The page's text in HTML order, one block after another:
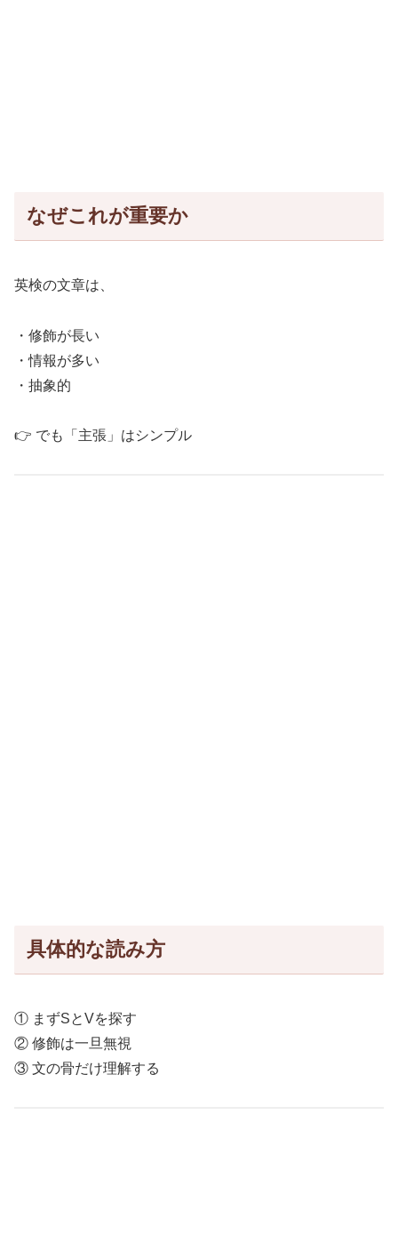
なぜこれが重要か
英検の文章は、
・修飾が長い
・情報が多い
・抽象的
👉 でも「主張」はシンプル
具体的な読み方
① まずSとVを探す
② 修飾は一旦無視
③ 文の骨だけ理解する